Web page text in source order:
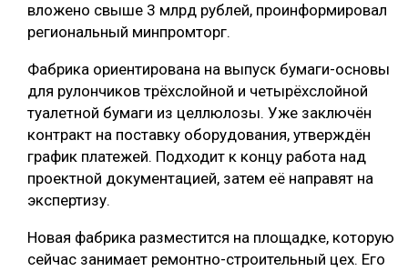
вложено свыше 3 млрд рублей, проинформировал
региональный минпромторг.
Фабрика ориентирована на выпуск бумаги-основы
для рулончиков трёхслойной и четырёхслойной
туалетной бумаги из целлюлозы. Уже заключён
контракт на поставку оборудования, утверждён
график платежей. Подходит к концу работа над
проектной документацией, затем её направят на
экспертизу.
Новая фабрика разместится на площадке, которую
сейчас занимает ремонтно-строительный цех. Его